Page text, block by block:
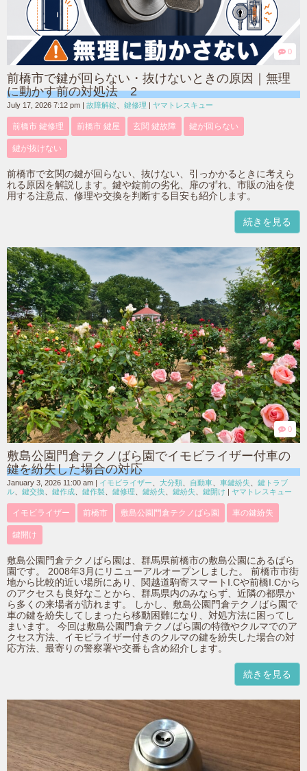
0
前橋市で鍵が回らない・抜けないときの原因｜無理
に動かす前の対処法 2
July 17, 2026 7:12 pm | 故障解錠 鍵修理 | ヤマトレスキュー
前橋市 鍵修理 前橋市 鍵屋 玄関 鍵故障 鍵が回らない
鍵が抜けない
前橋市で玄関の鍵が回らない、抜けない、引っかかるときに考えら
れる原因を解説します。鍵や錠前の劣化、扉のずれ、市販の油を使
用する注意点、修理や交換を判断する目安も紹介します。
続きを見る
0
敷島公園門倉テクノばら園でイモビライザー付車の
鍵を紛失した場合の対応
January 3, 2026 11:00 am | イモビライザー 大分類 自動車 車鍵紛失
鍵トラブ
ル
鍵交換 鍵作成 鍵作製 鍵修理 鍵紛失 鍵紛失 鍵開け | ヤマトレスキュー
イモビライザー 前橋市 敷島公園門倉テクノばら園 車の鍵紛失
鍵開け
敷島公園門倉テクノばら園は、群馬県前橋市の敷島公園にあるばら
園です。 2008年3月にリニューアルオープンしました。 前橋市市街
地から比較的近い場所にあり、関越道駒寄スマートI.Cや前橋I.Cから
のアクセスも良好なことから、群馬県内のみならず、近隣の都県か
ら多くの来場者が訪れます。 しかし、敷島公園門倉テクノばら園で
車の鍵を紛失してしまったら移動困難になり、対処方法に困ってし
まいます。 今回は敷島公園門倉テクノばら園の特徴やクルマでのア
クセス方法、イモビライザー付きのクルマの鍵を紛失した場合の対
応方法、最寄りの警察署や交番も含め紹介します。
続きを見る